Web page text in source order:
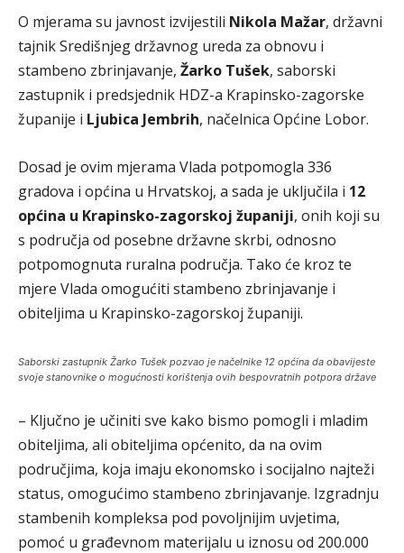
O mjerama su javnost izvijestili Nikola Mažar, državni
tajnik Središnjeg državnog ureda za obnovu i
stambeno zbrinjavanje, Žarko Tušek, saborski
zastupnik i predsjednik HDZ-a Krapinsko-zagorske
županije i Ljubica Jembrih, načelnica Općine Lobor.
Dosad je ovim mjerama Vlada potpomogla 336
gradova i općina u Hrvatskoj, a sada je uključila i 12
općina u Krapinsko-zagorskoj županiji, onih koji su
s područja od posebne državne skrbi, odnosno
potpomognuta ruralna područja. Tako će kroz te
mjere Vlada omogućiti stambeno zbrinjavanje i
obiteljima u Krapinsko-zagorskoj županiji.
Saborski zastupnik Žarko Tušek pozvao je načelnike 12 općina da obavijeste
svoje stanovnike o mogućnosti korištenja ovih bespovratnih potpora države
– Ključno je učiniti sve kako bismo pomogli i mladim
obiteljima, ali obiteljima općenito, da na ovim
područjima, koja imaju ekonomsko i socijalno najteži
status, omogućimo stambeno zbrinjavanje. Izgradnju
stambenih kompleksa pod povoljnijim uvjetima,
pomoć u građevnom materijalu u iznosu od 200.000